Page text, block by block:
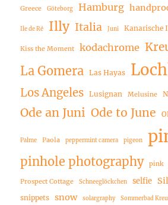
Greece Göteborg Hamburg
Ile de Ré Illy Italia Juni Kanarische
Kiss the Moment kodachrome
La Gomera Las Hayas
Los Angeles Lusignan Melusine
Ode an Juni Ode to June
Palme Paola peppermint camera pigeon
pinhole photography pink
Prospect Cottage Schneeglöckchen selfie
snippets snow solargraphy Sommerbad